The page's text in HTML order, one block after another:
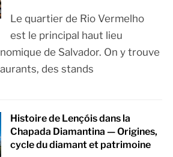
Le quartier de Rio Vermelho
est le principal haut lieu
de Salvador. On y trouve
des stands
Histoire de Lençóis dans la
Chapada Diamantina — Origines,
cycle du diamant et patrimoine